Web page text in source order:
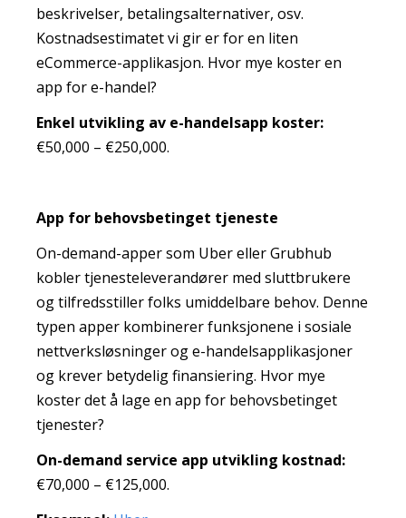
beskrivelser, betalingsalternativer, osv.
Kostnadsestimatet vi gir er for en liten
eCommerce-applikasjon. Hvor mye koster en
app for e-handel?
Enkel utvikling av e-handelsapp koster:
€50,000 – €250,000.
App for behovsbetinget tjeneste
On-demand-apper som Uber eller Grubhub
kobler tjenesteleverandører med sluttbrukere
og tilfredsstiller folks umiddelbare behov. Denne
typen apper kombinerer funksjonene i sosiale
nettverksløsninger og e-handelsapplikasjoner
og krever betydelig finansiering. Hvor mye
koster det å lage en app for behovsbetinget
tjenester?
On-demand service app utvikling kostnad:
€70,000 – €125,000.